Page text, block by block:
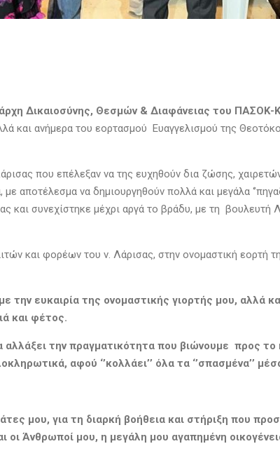
Δικαιοσύνης, Θεσμών & Διαφάνειας του ΠΑΣΟΚ-
και ανήμερα του εορτασμού Ευαγγελισμού της
που επέλεξαν να της ευχηθούν δια ζώσης,
αποτέλεσμα να δημιουργηθούν πολλά και μεγάλα
συνεχίστηκε μέχρι αργά το βράδυ, με τη βουλευτή
και φορέων του ν. Λάρισας, στην ονομαστική εορτή
την ευκαιρία της ονομαστικής γιορτής μου, αλλά
και φέτος.
την πραγματικότητα που βιώνουμε προς
αφού ‘’κολλάει’’ όλα τα ‘’σπασμένα’’
μου, για τη διαρκή βοήθεια και στήριξη που
οι Άνθρωποί μου, η μεγάλη μου αγαπημένη